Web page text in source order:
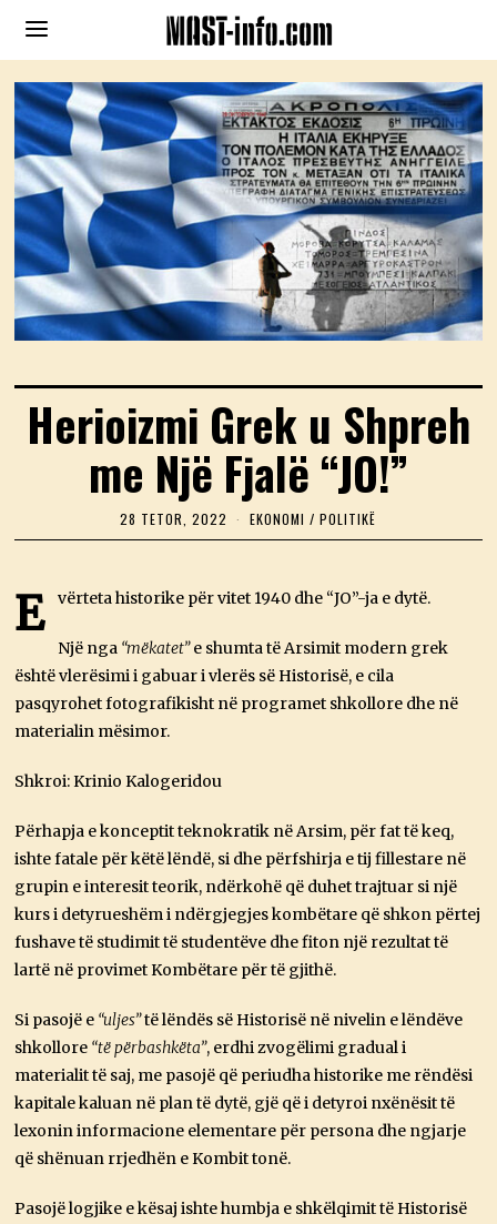
Herioizmi Grek u Shpreh
me Një Fjalë “JO!”
28 TETOR, 2022
8
T
O
,
0
2
2
EKONOMI / POLITIKË
E vërteta historike për vitet 1940 dhe “JO”-ja e dytë.
Një nga “mëkatet”e shumta të Arsimit modern grek
është vlerësimi i gabuar i vlerës së Historisë, e cila
pasqyrohet fotografikisht në programet shkollore dhe në
materialin mësimor.
Shkroi: Krinio Kalogeridou
Përhapja e konceptit teknokratik në Arsim, për fat të keq,
ishte fatale për këtë lëndë, si dhe përfshirja e tij fillestare në
grupin e interesit teorik, ndërkohë që duhet trajtuar si një
kurs i detyrueshëm i ndërgjegjes kombëtare që shkon përtej
fushave të studimit të studentëve dhe fiton një rezultat të
lartë në provimet Kombëtare për të gjithë.
Si pasojë e “uljes”të lëndës së Historisë në nivelin e lëndëve
shkollore “të përbashkëta”, erdhi zvogëlimi gradual i
materialit të saj, me pasojë që periudha historike me rëndësi
kapitale kaluan në plan të dytë, gjë që i detyroi nxënësit të
lexonin informacione elementare për persona dhe ngjarje
që shënuan rrjedhën e Kombit tonë.
Pasojë logjike e kësaj ishte humbja e shkëlqimit të Historisë